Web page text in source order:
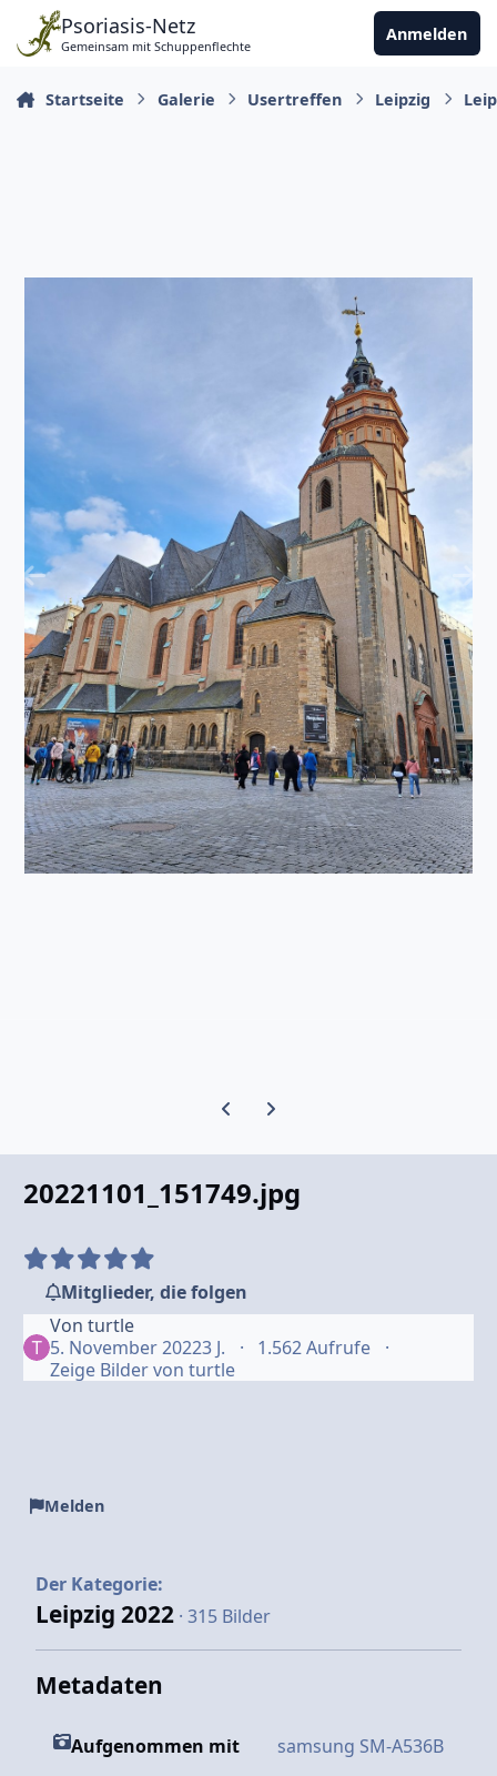
Zu Inhalt springen
Psoriasis-Netz
Gemeinsam mit Schuppenflechte
Anmelden
Startseite Galerie Usertreffen Leipzig
Vorherige Karussell-Folie
Nächste Karussell-Folie
20221101_151749.jpg
Mitglieder, die folgen
Von turtle
5. November 20223 J.
1.562 Aufrufe
Zeige Bilder von turtle
Melden
Der Kategorie:
Leipzig 2022 · 315 Bilder
Metadaten
Aufgenommen mit samsung SM-A536B